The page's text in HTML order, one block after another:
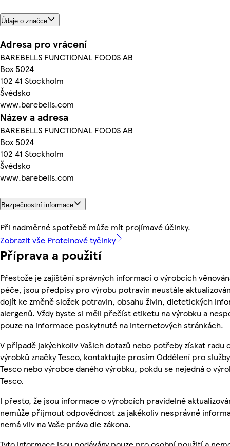
Údaje o značce
Adresa pro vrácení
BAREBELLS FUNCTIONAL FOODS AB
Box 5024
102 41 Stockholm
Švédsko
www.barebells.com
Název a adresa
BAREBELLS FUNCTIONAL FOODS AB
Box 5024
102 41 Stockholm
Švédsko
www.barebells.com
Bezpečnostní informace
Při nadměrné spotřebě může mít projímavé účinky.
Zobrazit vše Proteinové tyčinky
Příprava a použití
Přestože je zajištění správných informací o výrobcích
péče, jsou předpisy pro výrobu potravin neustále
dojít ke změně složek potravin, obsahu živin, dietetických
alergenů. Vždy byste si měli přečíst etiketu na výrobku a
pouze na informace poskytnuté na internetových stránkách.
V případě jakýchkoliv Vašich dotazů nebo potřeby získat radu
výrobků značky Tesco, kontaktujte prosím Oddělení pro
Tesco nebo výrobce daného výrobku, pokdu se nejedná o
Tesco.
I přesto, že jsou informace o výrobcích pravidelně
nemůže přijmout odpovědnost za jakékoliv nesprávné
nemá vliv na Vaše práva dle zákona.